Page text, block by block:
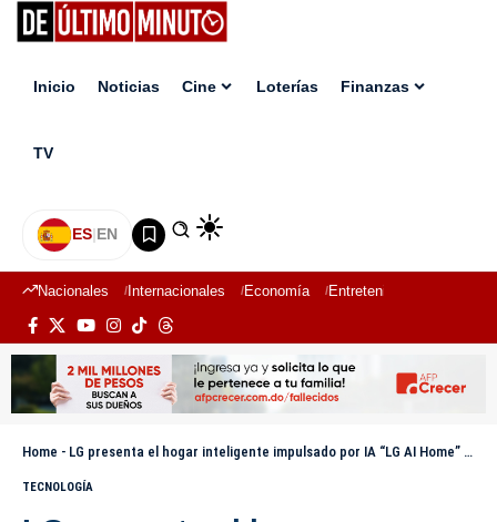
Inicio Noticias Cine Loterías Finanzas
TV
ES|EN
Nacionales Internacionales Economía Entretenimiento
Home - LG presenta el hogar inteligente impulsado por IA “LG AI Home” en IFA 2025
TECNOLOGÍA